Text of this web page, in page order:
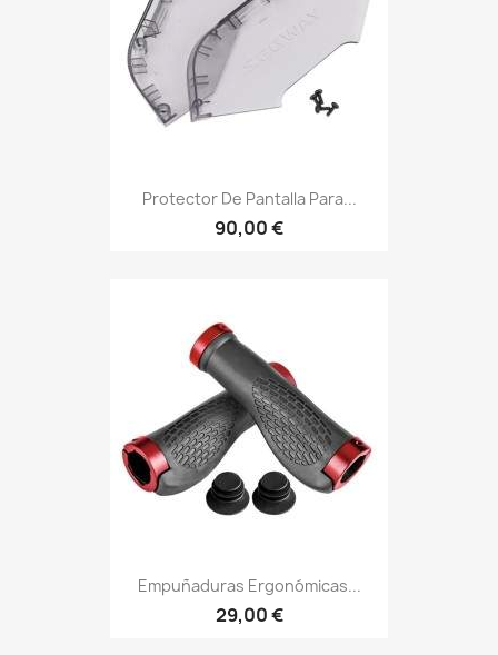
Protector De Pantalla Para...
90,00 €
Empuñaduras Ergonómicas...
29,00 €